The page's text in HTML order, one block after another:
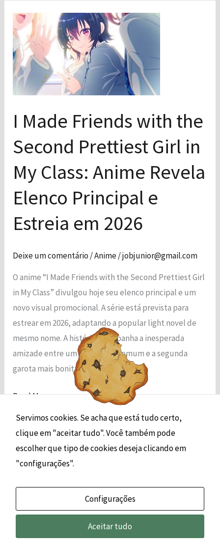
I Made Friends with the
Second Prettiest Girl in
My Class: Anime Revela
Elenco Principal e
Estreia em 2026
Deixe um comentário /Anime/jobjunior@gmail.com
O anime “I Made Friends with the Second Prettiest Girl
in My Class” divulgou hoje seu elenco principal e um
novo visual promocional. A série está prevista para
estrear em 2026, adaptando a popular light novel de
mesmo nome.​ A história acompanha a inesperada
amizade entre um estudante comum e a segunda
garota mais bonita
Made
Friends
with
the
Second
Girl
in
My
Class:
Revela
Elenco
Principal
em
2026
Read More »
1 2 … 4 Next
© 2026 | Jokob Smith
Servimos cookies. Se acha que está tudo certo,
clique em "aceitar tudo". Você também pode
escolher que tipo de cookies deseja clicando em
"configurações".
Configurações
Aceitar tudo